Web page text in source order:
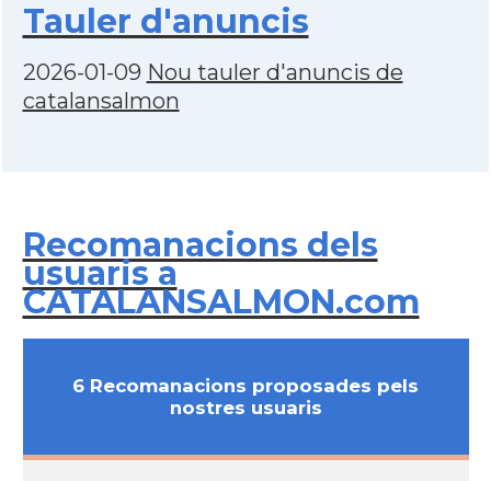
Tauler d'anuncis
2026-01-09 Nou tauler d'anuncis de
catalansalmon
Recomanacions dels
usuaris a
CATALANSALMON.com
6 Recomanacions proposades pels
nostres usuaris